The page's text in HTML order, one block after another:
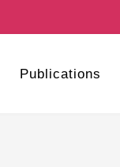
Publications